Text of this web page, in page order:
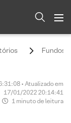
Fundos
• Atualizado em
17/01/2022 20:14:41
1 minuto de leitura